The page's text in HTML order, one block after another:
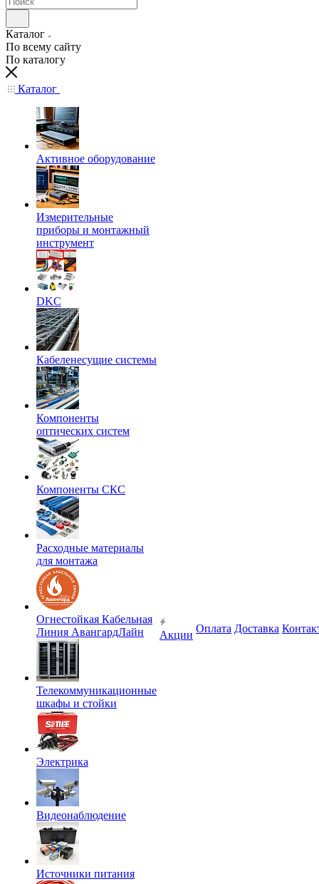
Каталог
По всему сайту
По каталогу
Каталог
Активное оборудование
Измерительные
приборы и монтажный
инструмент
DKC
Кабеленесущие системы
Компоненты
оптических систем
Компоненты СКС
Расходные материалы
для монтажа
Огнестойкая Кабельная
Линия АвангардЛайн
Телекоммуникационные
шкафы и стойки
Электрика
Видеонаблюдение
Источники питания
Акции
Оплата Доставка